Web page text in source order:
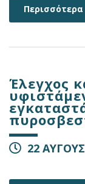
Περισσότερα
Έλεγχος
22